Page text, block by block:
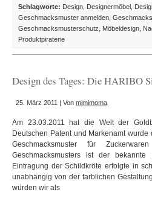
Schlagworte: Design Designermöbel
Geschmacksmuster anmelden
Geschmacksmusterschutz
Möbeldesign
Produktpiraterie
Design des Tages: Die HARIBO
25. März 2011 | Von mimimoma
Am 23.03.2011 hat die Welt der
Deutschen Patent und Markenamt
Geschmacksmuster für
Geschmacksmusters ist der
Eintragung der Schildkröte erfolgte in
unabhängig von der farblichen
würden wir als